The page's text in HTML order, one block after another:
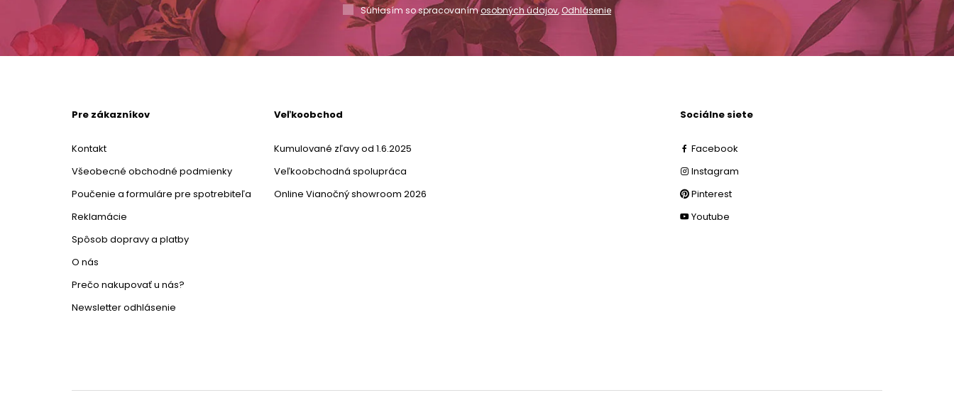
Súhlasím so spracovanímosobných údajov,Odhlásenie
Pre zákazníkov
Kontakt
Všeobecné obchodné podmienky
Poučenie a formuláre pre spotrebiteľa
Reklamácie
Spôsob dopravy a platby
O nás
Prečo nakupovať u nás?
Newsletter odhlásenie
Veľkoobchod
Kumulované zľavy od 1.6.2025
Veľkoobchodná spolupráca
Online Vianočný showroom 2026
Sociálne siete
Facebook
Instagram
Pinterest
Youtube